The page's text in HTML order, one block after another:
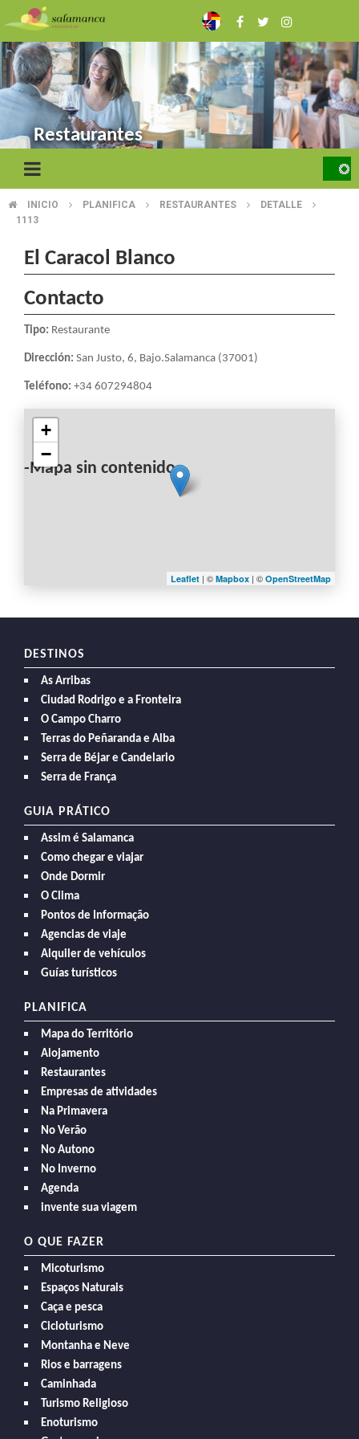
to
main
content
Restaurantes
BREADCRUMB
INICIO PLANIFICA RESTAURANTES
DETALLE
1113
El Caracol Blanco
Contacto
Tipo: Restaurante
Dirección: San Justo, 6, Bajo.Salamanca (37001)
Teléfono: +34 607294804
-Mapa sin contenido-
+
−
Leaflet | © Mapbox | © OpenStreetMap
DESTINOS
As Arribas
Ciudad Rodrigo e a Fronteira
O Campo Charro
Terras do Peñaranda e Alba
Serra de Béjar e Candelario
Serra de França
GUIA PRÁTICO
Assim é Salamanca
Como chegar e viajar
Onde Dormir
O Clima
Pontos de Informação
Agencias de viaje
Alquiler de vehículos
Guías turísticos
PLANIFICA
Mapa do Território
Alojamento
Restaurantes
Empresas de atividades
Na Primavera
No Verão
No Autono
No Inverno
Agenda
invente sua viagem
O QUE FAZER
Micoturismo
Espaços Naturais
Caça e pesca
Cicloturismo
Montanha e Neve
Rios e barragens
Caminhada
Turismo Religioso
Enoturismo